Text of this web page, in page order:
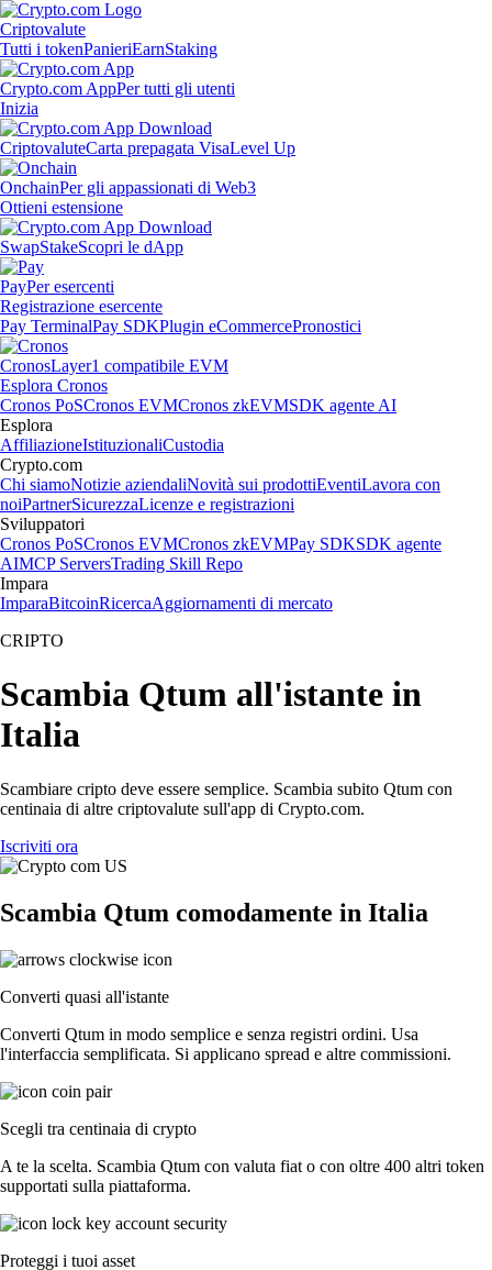
Criptovalute
Tutti i tokenPanieriEarnStaking
Crypto.com AppPer tutti gli utenti
Inizia
CriptovaluteCarta prepagata VisaLevel Up
OnchainPer gli appassionati di Web3
Ottieni estensione
SwapStakeScopri le dApp
PayPer esercenti
Registrazione esercente
Pay TerminalPay SDKPlugin eCommercePronostici
CronosLayer1 compatibile EVM
Esplora Cronos
Cronos PoSCronos EVMCronos zkEVMSDK agente AI
Esplora
AffiliazioneIstituzionaliCustodia
Crypto.com
Chi siamoNotizie aziendaliNovità sui prodottiEventiLavora con
noiPartnerSicurezzaLicenze e registrazioni
Sviluppatori
Cronos PoSCronos EVMCronos zkEVMPay SDKSDK agente
AIMCP ServersTrading Skill Repo
Impara
ImparaBitcoinRicercaAggiornamenti di mercato
CRIPTO
Scambia Qtum all'istante in
Italia
Scambiare cripto deve essere semplice. Scambia subito Qtum con
centinaia di altre criptovalute sull'app di Crypto.com.
Iscriviti ora
Scambia Qtum comodamente in Italia
Converti quasi all'istante
Converti Qtum in modo semplice e senza registri ordini. Usa
l'interfaccia semplificata. Si applicano spread e altre commissioni.
Scegli tra centinaia di crypto
A te la scelta. Scambia Qtum con valuta fiat o con oltre 400 altri token
supportati sulla piattaforma.
Proteggi i tuoi asset